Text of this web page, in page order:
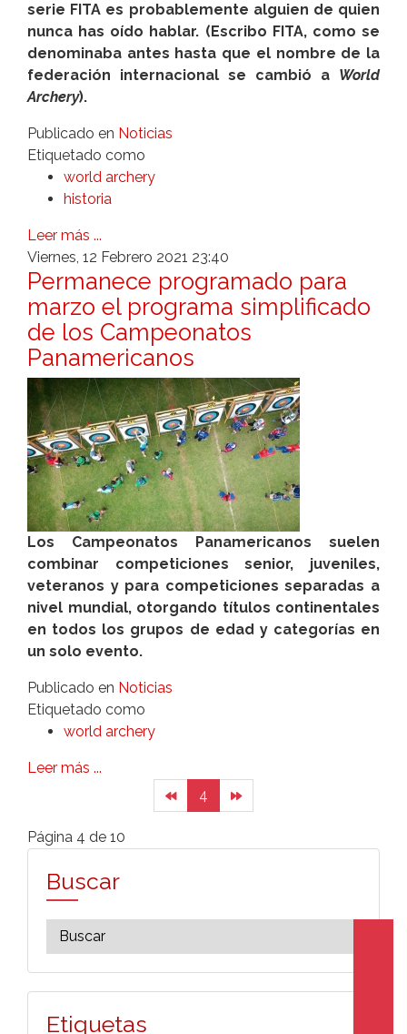
serie FITA es probablemente alguien de quien
nunca has oído hablar. (Escribo FITA, como se
denominaba antes hasta que el nombre de la
federación internacional se cambió a World
Archery).
Publicado en Noticias
Etiquetado como
world archery
historia
Leer más ...
Viernes, 12 Febrero 2021 23:40
Permanece programado para
marzo el programa simplificado
de los Campeonatos
Panamericanos
Los Campeonatos Panamericanos suelen
combinar competiciones senior, juveniles,
veteranos y para competiciones separadas a
nivel mundial, otorgando títulos continentales
en todos los grupos de edad y categorías en
un solo evento.
Publicado en Noticias
Etiquetado como
world archery
Leer más ...
4
Página 4 de 10
Buscar
Etiquetas